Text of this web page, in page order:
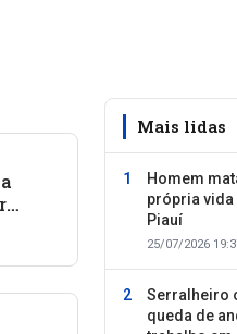
Mais lidas
Homem
própria vida
Piauí
25/07/2026
Serralheiro
queda de